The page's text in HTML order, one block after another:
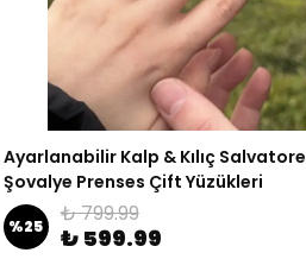
Ayarlanabilir Kalp & Kılıç Salvatore
Şovalye Prenses Çift Yüzükleri
%25 ₺ 799.99
₺ 599.99